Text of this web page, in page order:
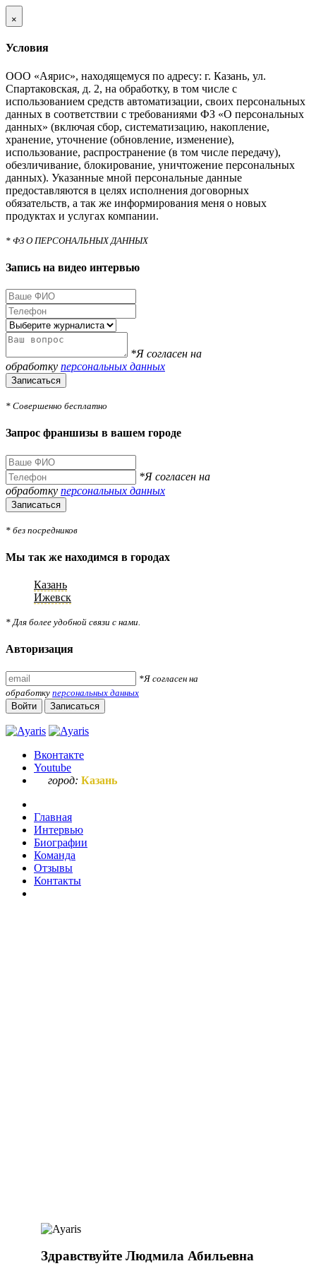
×
Условия
ООО «Аярис», находящемуся по адресу: г. Казань, ул.
Спартаковская, д. 2, на обработку, в том числе с
использованием средств автоматизации, своих персональных
данных в соответствии с требованиями ФЗ «О персональных
данных» (включая сбор, систематизацию, накопление,
хранение, уточнение (обновление, изменение),
использование, распространение (в том числе передачу),
обезличивание, блокирование, уничтожение персональных
данных). Указанные мной персональные данные
предоставляются в целях исполнения договорных
обязательств, а так же информирования меня о новых
продуктах и услугах компании.
* ФЗ О ПЕРСОНАЛЬНЫХ ДАННЫХ
Запись на видео интервью
*Я согласен на
обработку персональных данных
Записаться
* Совершенно бесплатно
Запрос франшизы в вашем городе
*Я согласен на
обработку персональных данных
Записаться
* без посредников
Мы так же находимся в городах
Казань
Ижевск
* Для более удобной связи с нами.
Авторизация
*Я согласен на
обработку персональных данных
Войти
Записаться
Вконтакте
Youtube
город: Казань
Главная
Интервью
Биографии
Команда
Отзывы
Контакты
Здравствуйте Людмила Абильевна